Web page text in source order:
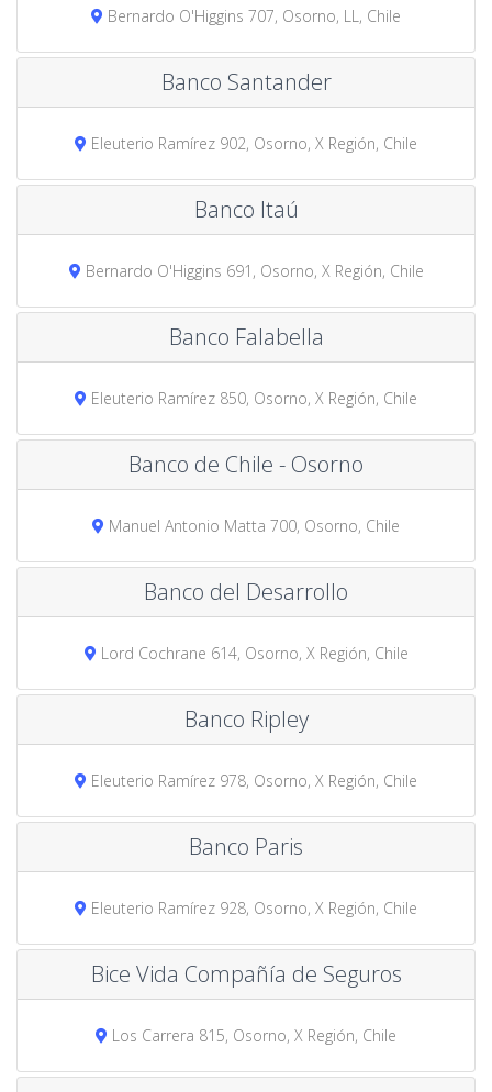
Bernardo O'Higgins 707, Osorno, LL, Chile
Banco Santander
Eleuterio Ramírez 902, Osorno, X Región, Chile
Banco Itaú
Bernardo O'Higgins 691, Osorno, X Región, Chile
Banco Falabella
Eleuterio Ramírez 850, Osorno, X Región, Chile
Banco de Chile - Osorno
Manuel Antonio Matta 700, Osorno, Chile
Banco del Desarrollo
Lord Cochrane 614, Osorno, X Región, Chile
Banco Ripley
Eleuterio Ramírez 978, Osorno, X Región, Chile
Banco Paris
Eleuterio Ramírez 928, Osorno, X Región, Chile
Bice Vida Compañía de Seguros
Los Carrera 815, Osorno, X Región, Chile